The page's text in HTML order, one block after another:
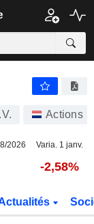
Actions
2026 Varia. 1 janv.
-2,58%